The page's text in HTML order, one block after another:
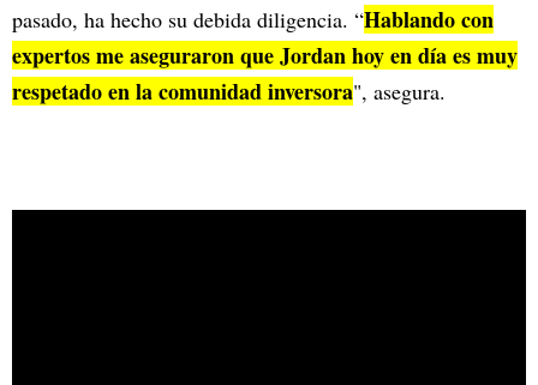
pasado, ha hecho su debida diligencia. “Hablando con
expertos me aseguraron que Jordan hoy en día es muy
respetado en la comunidad inversora", asegura.